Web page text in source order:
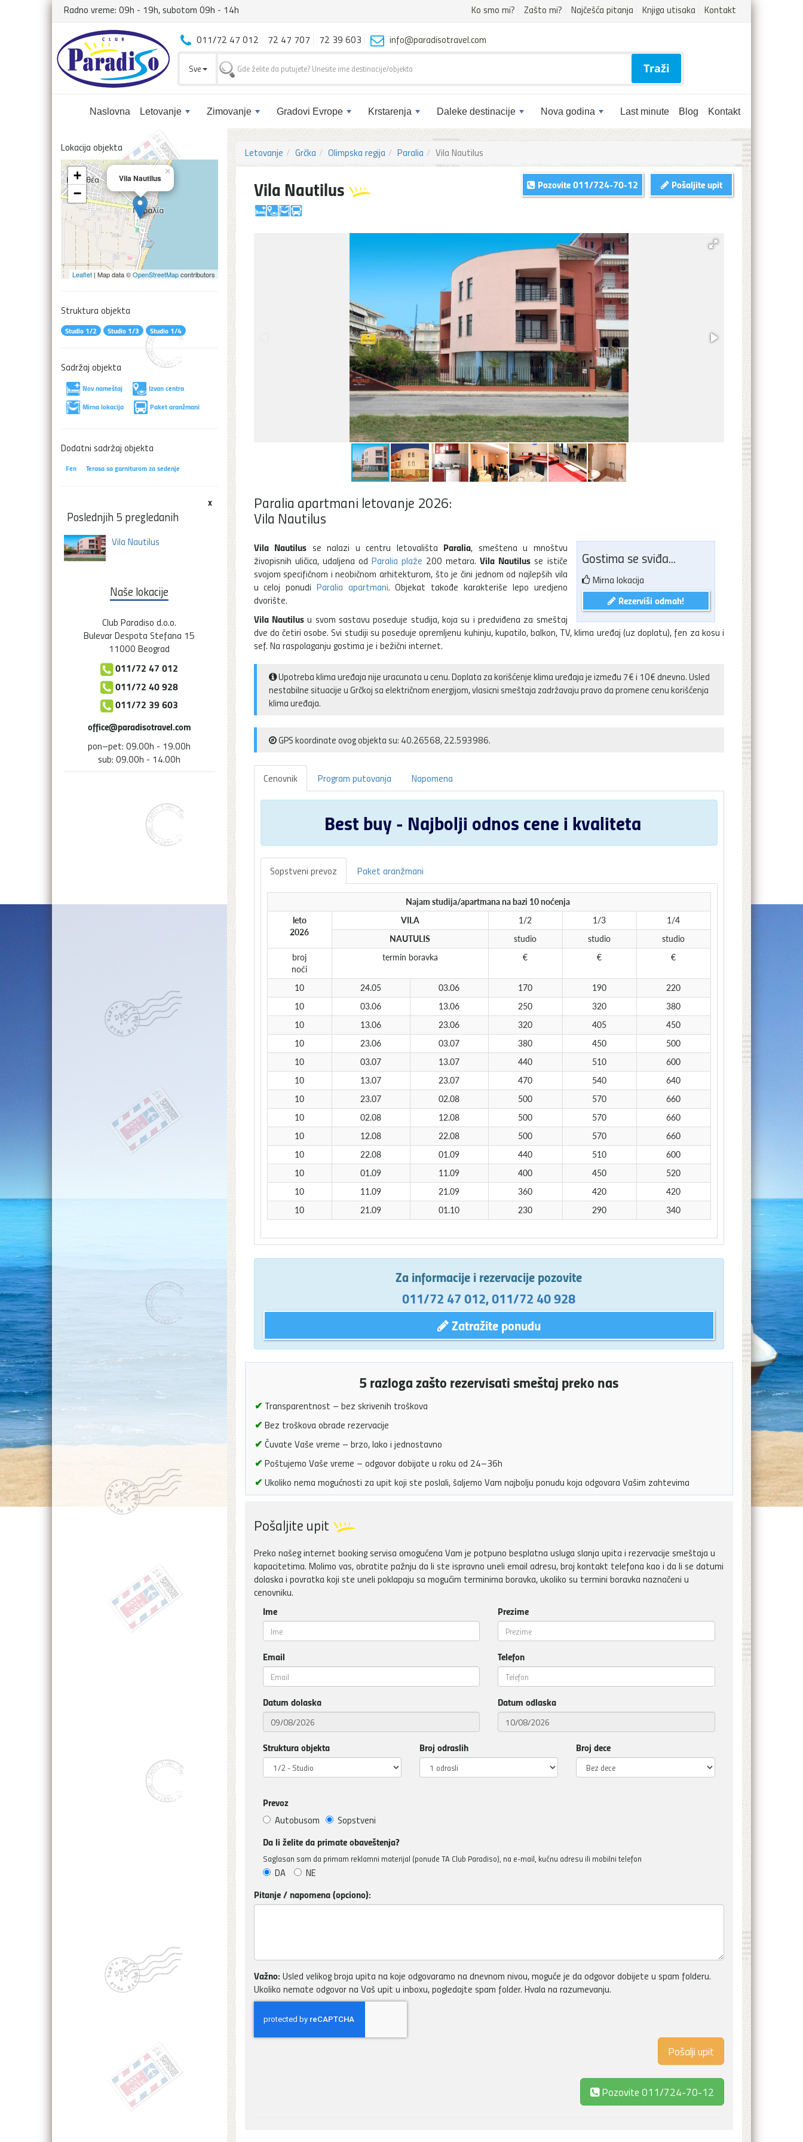
Radno vreme: 09h - 19h, subotom 09h - 14h Ko smo mi? Zašto mi? Najčešća pitanja Knjiga utisaka Kontakt
Naslovna Letovanje Zimovanje Gradovi Evrope Krstarenja Daleke destinacije Nova godina Last minute Blog Kontakt
011/72 47 012 72 47 707 72 39 603 info@paradisotravel.com
Sve Traži
Letovanje Grčka Olimpska regija Paralia Vila Nautilus
Vila Nautilus Pošaljite upit
Pozovite011/724-70-12
Paralia apartmani letovanje 2026:
Vila Nautilus
Gostima se sviđa...
Mirna lokacija
Rezerviši odmah!
Vila Nautilus se nalazi u centru letovališta Paralia, smeštena u mnoštvu
živopisnih uličica, udaljena od Paralia plaže 200 metara.Vila Nautilus se ističe
svojom specifičnom i neobičnom arhitekturom, što je čini jednom od najlepših vila
u celoj ponudi Paralia apartmani. Objekat takođe karakteriše lepo uredjeno
dvorište.
Vila Nautilusu svom sastavu poseduje studija, koja su i predviđena za smeštaj
dve do četiri osobe. Svi studiji su poseduje opremljenu kuhinju, kupatilo, balkon, TV, klima uređaj (uz doplatu), fen za kosu i
sef. Na raspolaganju gostima je i bežični internet.
Upotreba klima uređaja nije uracunata u cenu. Doplata za korišćenje klima uređaja je između 7€ i 10€ dnevno. Usled
nestabilne situacije u Grčkoj sa električnom energijom, vlasicni smeštaja zadržavaju pravo da promene cenu korišćenja
klima uređaja.
GPS koordinate ovog objekta su: 40.26568, 22.593986.
Cenovnik Program putovanja Napomena
Best buy - Najbolji odnos cene i kvaliteta
Sopstveni prevoz Paket aranžmani
Najam studija/apartmana na bazi 10 noćenja
leto
2026
VILA 1/2 1/3
1/4
NAUTULIS
studio studio
studio
broj
noći
termin boravka € € €
10 24.05 03.06 170 190
220
10
03.06 13.06 250 320
380
10
13.06 23.06 320 405
450
10
23.06 03.07 380 450
500
10
03.07 13.07 440 510
600
10
13.07 23.07 470 540
640
10
23.07 02.08 500 570
660
10
02.08 12.08 500 570
660
10
12.08 22.08 500 570
660
10
22.08 01.09 440 510
600
10
01.09 11.09 400 450
520
10
11.09 21.09 360 420
420
10
21.09 01.10 230 290 340
Za informacije i rezervacije pozovite
011/72 47 012,011/72 40 928
Zatražite ponudu
5 razloga zašto rezervisati smeštaj preko nas
✔ Transparentnost – bez skrivenih troškova
✔ Bez troškova obrade rezervacije
✔ Čuvate Vaše vreme – brzo, lako i jednostavno
✔ Poštujemo Vaše vreme – odgovor dobijate u roku od 24–36h
✔ Ukoliko nema mogućnosti za upit koji ste poslali, šaljemo Vam najbolju ponudu koja odgovara Vašim zahtevima
Pošaljite upit
Preko našeg internet booking servisa omogućena Vam je potpuno besplatna usluga slanja upita i rezervacije smeštaja u
kapacitetima. Molimo vas, obratite pažnju da li ste ispravno uneli email adresu, broj kontakt telefona kao i da li se datumi
dolaska i povratka koji ste uneli poklapaju sa mogućim terminima boravka, ukoliko su termini boravka naznačeni u
cenovniku.
Ime Prezime
Email Telefon
Datum dolaska Datum odlaska
Struktura objekta Broj odraslih Broj dece
Prevoz
Autobusom Sopstveni
Da li želite da primate obaveštenja?
Saglasan sam da primam reklamni materijal (ponude TA Club Paradiso), na e-mail, kućnu adresu ili mobilni telefon
DA NE
Pitanje / napomena (opciono):
Važno: Usled velikog broja upita na koje odgovaramo na dnevnom nivou, moguće je da odgovor dobijete u spam folderu.
Ukoliko nemate odgovor na Vaš upit u inboxu, pogledajte spam folder. Hvala na razumevanju.
Pozovite 011/724-70-12
Lokacija objekta
Vila Nautilus
×
+
−
Leaflet| Map data ©OpenStreetMapcontributors
Struktura objekta
Studio 1/2 Studio 1/3 Studio 1/4
Sadržaj objekta
Nov nameštaj
Izvan centra
Mirna lokacija
Paket aranžmani
Dodatni sadržaj objekta
Fen Terasa sa garniturom za sedenje
x
Poslednjih 5 pregledanih
Vila Nautilus
Naše lokacije
Club Paradiso d.o.o.
Bulevar Despota Stefana 15
11000 Beograd
011/72 47 012
011/72 40 928
011/72 39 603
office@paradisotravel.com
pon–pet: 09.00h - 19.00h
sub: 09.00h - 14.00h